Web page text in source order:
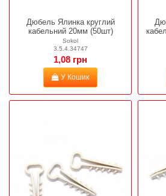
Дюбель Ялинка круглий
кабельний 20мм (50шт)
Sokol
3.5.4.34747
1,08 грн
У Кошик